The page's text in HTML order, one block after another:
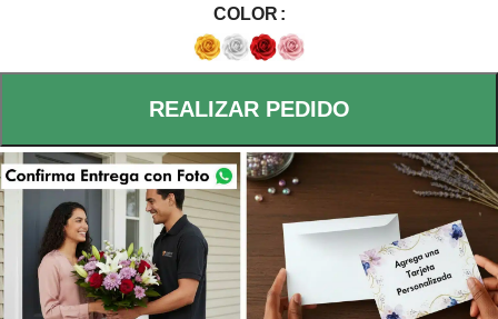
COLOR
REALIZAR PEDIDO